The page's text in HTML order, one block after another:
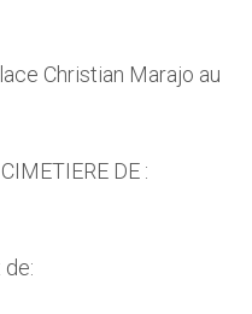
Christian Marajo au
DE :